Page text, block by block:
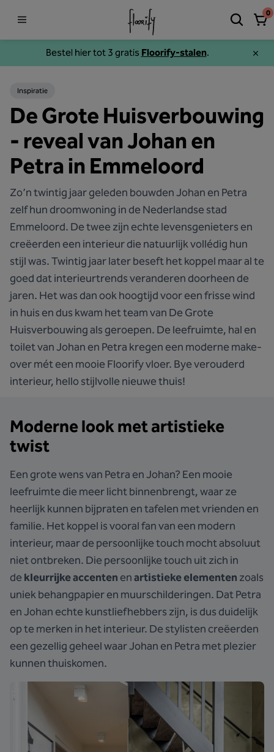
Bestel hier tot 3 gratis Floorify-stalen.
0
Inspiratie
De Grote Huisverbouwing
- reveal van Johan en
Petra in Emmeloord
Zo’n twintig jaar geleden bouwden Johan en Petra
zelf hun droomwoning in de Nederlandse stad
Emmeloord. De twee zijn echte levensgenieters en
creëerden een interieur die natuurlijk vollédig hun
stijl was. Twintig jaar later beseft het koppel maar al te
goed dat interieurtrends veranderen doorheen de
jaren. Het was dan ook hoogtijd voor een frisse wind
in huis en dus kwam het team van De Grote
Huisverbouwing als geroepen. De leefruimte, hal en
toilet van Johan en Petra kregen een moderne make-
over mét een mooie Floorify vloer. Bye verouderd
interieur, hello stijlvolle nieuwe thuis!
Moderne look met artistieke
twist
Een grote wens van Petra en Johan? Een mooie
leefruimte die meer licht binnenbrengt, waar ze
heerlijk kunnen bijpraten en tafelen met vrienden en
familie. Het koppel is vooral fan van een modern
interieur, maar de persoonlijke touch mocht absoluut
niet ontbreken. Die persoonlijke touch uit zich in
de kleurrijke accenten enartistieke elementen zoals
uniek behangpapier en muurschilderingen. Dat Petra
en Johan echte kunstliefhebbers zijn, is dus duidelijk
op te merken in het interieur. De stylisten creëerden
een gezellig geheel waar Johan en Petra met plezier
kunnen thuiskomen.